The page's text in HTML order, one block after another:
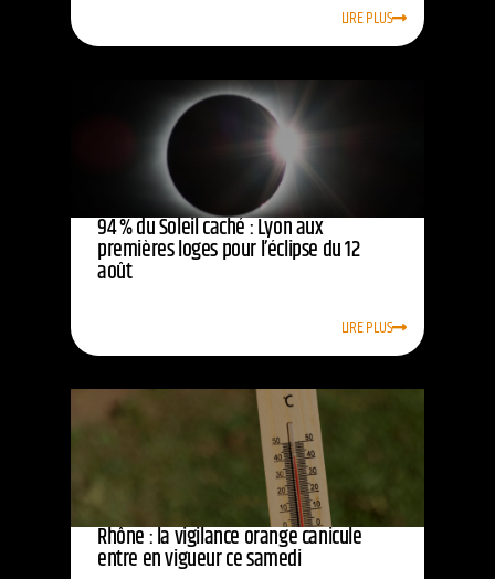
LIRE PLUS
94 % du Soleil caché : Lyon aux
premières loges pour l’éclipse du 12
août
LIRE PLUS
Rhône : la vigilance orange canicule
entre en vigueur ce samedi